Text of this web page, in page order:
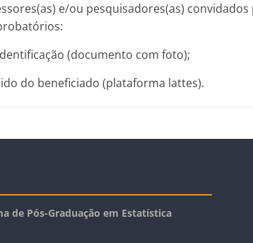
e/ou pesquisadores(as)
(documento com foto);
do beneficiado (plataforma lattes).
de Pós-Graduação em Estatística